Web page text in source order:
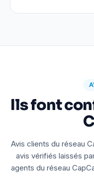
Ils font
Avis clients du réseau
avis vérifiés laissés
agents du réseau